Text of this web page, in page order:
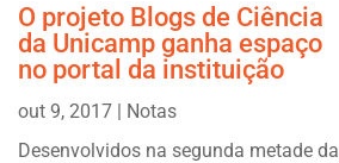
O projeto Blogs de Ciência
da Unicamp ganha espaço
no portal da instituição
out 9, 2017| Notas
Desenvolvidos na segunda metade da